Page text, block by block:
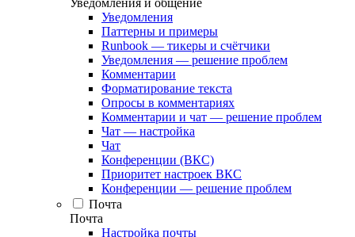
Уведомления и общение
Уведомления
Паттерны и примеры
Runbook — тикеры и счётчики
Уведомления — решение проблем
Комментарии
Форматирование текста
Опросы в комментариях
Комментарии и чат — решение проблем
Чат — настройка
Чат
Конференции (ВКС)
Приоритет настроек ВКС
Конференции — решение проблем
Почта
Почта
Настройка почты